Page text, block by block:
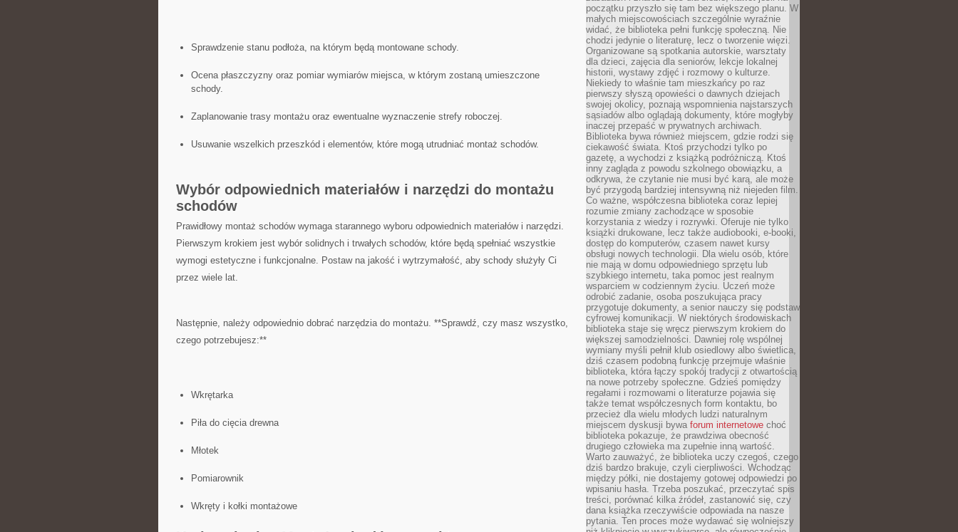
Sprawdzenie stanu podłoża,⁤ na którym będą ⁣montowane schody.
Ocena płaszczyzny oraz⁢ pomiar wymiarów ⁣miejsca, w którym zostaną ​umieszczone
schody.
Zaplanowanie‍ trasy ⁢montażu ‌oraz ewentualne wyznaczenie strefy roboczej.
Usuwanie wszelkich przeszkód i​ elementów,⁣ które mogą utrudniać montaż schodów.
Wybór odpowiednich materiałów i ‌narzędzi do montażu
‍schodów
Prawidłowy montaż schodów wymaga starannego wyboru odpowiednich ‌materiałów i narzędzi.
Pierwszym krokiem⁣ jest ​wybór solidnych i trwałych‌ schodów, które będą spełniać wszystkie
wymogi estetyczne i funkcjonalne. Postaw na ‍jakość i ‍wytrzymałość, aby schody służyły Ci
przez wiele lat.
Następnie,⁢ należy⁤ odpowiednio dobrać narzędzia do montażu. **Sprawdź, czy masz wszystko,
czego potrzebujesz:**
Wkrętarka
Piła do cięcia drewna
Młotek
Pomiarownik
Wkręty i kołki montażowe
początku przyszło się tam bez większego planu. W
małych miejscowościach szczególnie wyraźnie
widać, że biblioteka pełni funkcję społeczną. Nie
chodzi jedynie o literaturę, lecz o tworzenie więzi.
Organizowane są spotkania autorskie, warsztaty
dla dzieci, zajęcia dla seniorów, lekcje lokalnej
historii, wystawy zdjęć i rozmowy o kulturze.
Niekiedy to właśnie tam mieszkańcy po raz
pierwszy słyszą opowieści o dawnych dziejach
swojej okolicy, poznają wspomnienia najstarszych
sąsiadów albo oglądają dokumenty, które mogłyby
inaczej przepaść w prywatnych archiwach.
Biblioteka bywa również miejscem, gdzie rodzi się
ciekawość świata. Ktoś przychodzi tylko po
gazetę, a wychodzi z książką podróżniczą. Ktoś
inny zagląda z powodu szkolnego obowiązku, a
odkrywa, że czytanie nie musi być karą, ale może
być przygodą bardziej intensywną niż niejeden film.
Co ważne, współczesna biblioteka coraz lepiej
rozumie zmiany zachodzące w sposobie
korzystania z wiedzy i rozrywki. Oferuje nie tylko
książki drukowane, lecz także audiobooki, e-booki,
dostęp do komputerów, czasem nawet kursy
obsługi nowych technologii. Dla wielu osób, które
nie mają w domu odpowiedniego sprzętu lub
szybkiego internetu, taka pomoc jest realnym
wsparciem w codziennym życiu. Uczeń może
odrobić zadanie, osoba poszukująca pracy
przygotuje dokumenty, a senior nauczy się podstaw
cyfrowej komunikacji. W niektórych środowiskach
biblioteka staje się wręcz pierwszym krokiem do
większej samodzielności. Dawniej rolę wspólnej
wymiany myśli pełnił klub osiedlowy albo świetlica,
dziś czasem podobną funkcję przejmuje właśnie
biblioteka, która łączy spokój tradycji z otwartością
na nowe potrzeby społeczne. Gdzieś pomiędzy
regałami i rozmowami o literaturze pojawia się
także temat współczesnych form kontaktu, bo
przecież dla wielu młodych ludzi naturalnym
miejscem dyskusji bywa forum internetowe choć
biblioteka pokazuje, że prawdziwa obecność
drugiego człowieka ma zupełnie inną wartość.
Warto zauważyć, że biblioteka uczy czegoś, czego
dziś bardzo brakuje, czyli cierpliwości. Wchodząc
między półki, nie dostajemy gotowej odpowiedzi po
wpisaniu hasła. Trzeba poszukać, przeczytać spis
treści, porównać kilka źródeł, zastanowić się, czy
dana książka rzeczywiście odpowiada na nasze
pytania. Ten proces może wydawać się wolniejszy